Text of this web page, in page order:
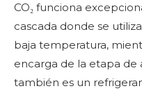
CO₂ funciona
cascada donde se
baja temperatura,
encarga de la etapa de
también es un